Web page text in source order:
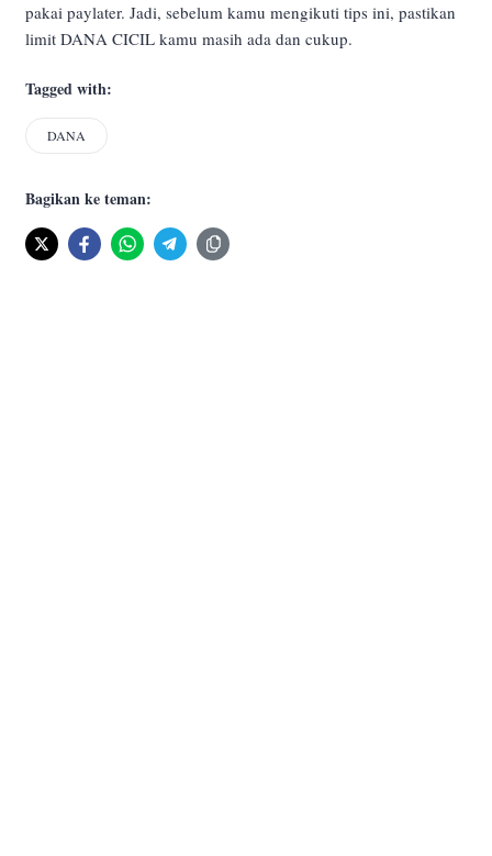
pakai paylater. Jadi, sebelum kamu mengikuti tips ini, pastikan
limit DANA CICIL kamu masih ada dan cukup.
Tagged with:
DANA
Bagikan ke teman: